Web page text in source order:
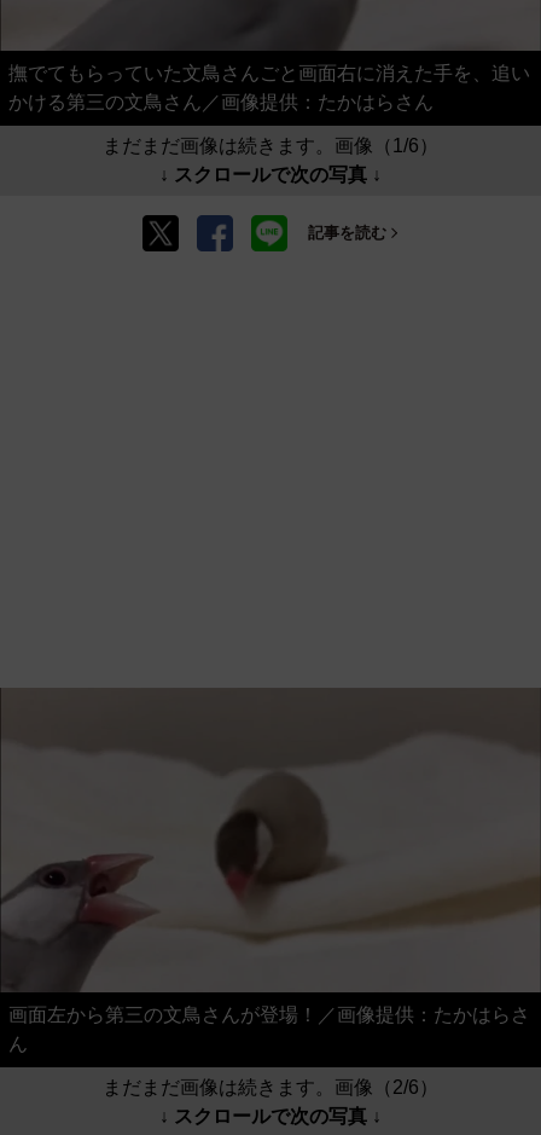
撫でてもらっていた文鳥さんごと画面右に消えた手を、追い
かける第三の文鳥さん／画像提供：たかはらさん
まだまだ画像は続きます。画像（1/6）
↓ スクロールで次の写真 ↓
記事を読む
画面左から第三の文鳥さんが登場！／画像提供：たかはらさ
ん
まだまだ画像は続きます。画像（2/6）
↓ スクロールで次の写真 ↓